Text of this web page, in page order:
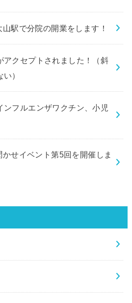
駅で分院の開業をします！
アクセプトされました！（斜
）
ンフルエンザワクチン、小児
せイベント第5回を開催しま